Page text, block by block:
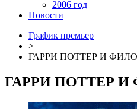
2006 год
Новости
График премьер
>
ГАРРИ ПОТТЕР И
ГАРРИ ПОТТЕР